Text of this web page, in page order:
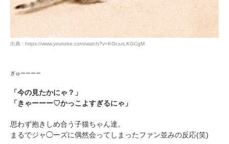
出典 : https://www.youtube.com/watch?v=KGcsxLKGCgM
ぎゅーーーー
「今の見たかにゃ？」
「きゃーーー♡かっこよすぎるにゃ」
思わず抱きしめ合う子猫ちゃん達。
まるでジャ◯ーズに偶然会ってしまったファン並みの反応(笑)
pecodogs
いぬ部をフォロー
pecocats
ねこ部をフォロー